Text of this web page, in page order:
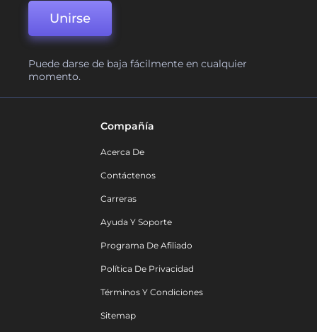
Unirse
Puede darse de baja fácilmente en cualquier
momento.
Compañía
Acerca De
Contáctenos
Carreras
Ayuda Y Soporte
Programa De Afiliado
Política De Privacidad
Términos Y Condiciones
Sitemap